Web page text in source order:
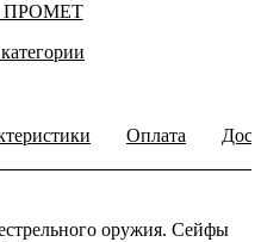
ПРОМЕТ
Оплата
оружия. Сейфы